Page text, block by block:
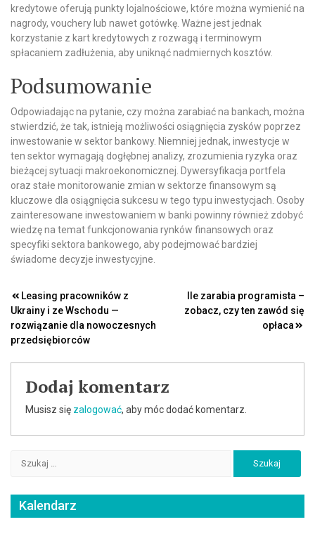
kredytowe oferują punkty lojalnościowe, które można wymienić na
nagrody, vouchery lub nawet gotówkę. Ważne jest jednak
korzystanie z kart kredytowych z rozwagą i terminowym
spłacaniem zadłużenia, aby uniknąć nadmiernych kosztów.
Podsumowanie
Odpowiadając na pytanie, czy można zarabiać na bankach, można
stwierdzić, że tak, istnieją możliwości osiągnięcia zysków poprzez
inwestowanie w sektor bankowy. Niemniej jednak, inwestycje w
ten sektor wymagają dogłębnej analizy, zrozumienia ryzyka oraz
bieżącej sytuacji makroekonomicznej. Dywersyfikacja portfela
oraz stałe monitorowanie zmian w sektorze finansowym są
kluczowe dla osiągnięcia sukcesu w tego typu inwestycjach. Osoby
zainteresowane inwestowaniem w banki powinny również zdobyć
wiedzę na temat funkcjonowania rynków finansowych oraz
specyfiki sektora bankowego, aby podejmować bardziej
świadome decyzje inwestycyjne.
Nawigacja
wpisu
Leasing pracowników z
Ukrainy i ze Wschodu —
rozwiązanie dla nowoczesnych
przedsiębiorców
Ile zarabia programista –
zobacz, czy ten zawód się
opłaca
Dodaj komentarz
Musisz się zalogować, aby móc dodać komentarz.
Kalendarz